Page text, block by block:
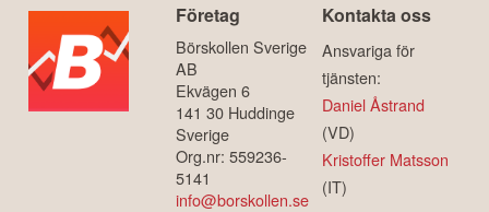
Företag
Börskollen Sverige
AB
Ekvägen 6
141 30 Huddinge
Sverige
Org.nr: 559236-
5141
info@borskollen.se
Kontakta oss
Ansvariga för
tjänsten:
Daniel Åstrand
(VD)
Kristoffer Matsson
(IT)